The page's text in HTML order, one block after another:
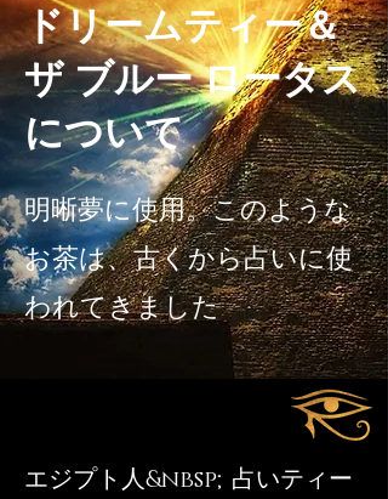
ドリームティー＆
ザ ブルー ロータス
について
明晰夢に使用。このような
お茶は、古くから占いに使
われてきました
エジプト人&nbsp;占いティー